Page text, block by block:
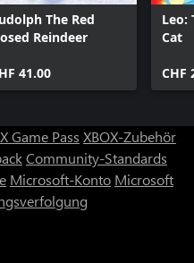
The Red
Reindeer
41.00
Leo:
Cat
CHF
Game Pass XBOX-Zubehör
Community-Standards
Microsoft-Konto Microsoft